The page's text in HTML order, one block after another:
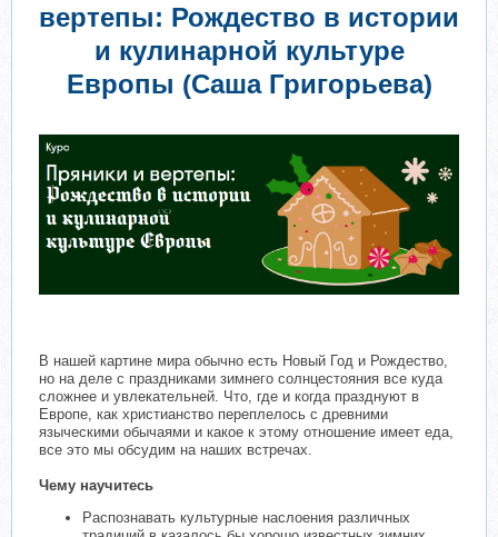
вертепы: Рождество в истории
и кулинарной культуре
Европы (Саша Григорьева)
В нашей картине мира обычно есть Новый Год и Рождество,
но на деле с праздниками зимнего солнцестояния все куда
сложнее и увлекательней. Что, где и когда празднуют в
Европе, как христианство переплелось с древними
языческими обычаями и какое к этому отношение имеет еда,
все это мы обсудим на наших встречах.
Чему научитесь
Распознавать культурные наслоения различных